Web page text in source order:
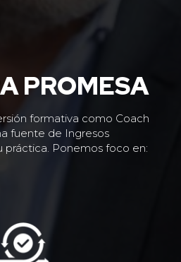
PROMESA
formativa como Coach
fuente de Ingresos
práctica. Ponemos foco en: